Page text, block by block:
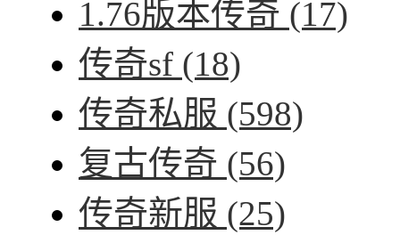
1.76版本传奇 (17)
传奇sf (18)
传奇私服 (598)
复古传奇 (56)
传奇新服 (25)